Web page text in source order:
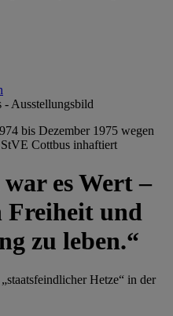
bis Dezember 1975 wegen
Cottbus inhaftiert
es Wert –
Freiheit und
zu leben.“
Hetze“ in der